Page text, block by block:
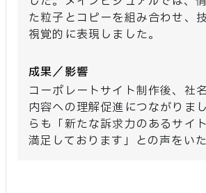
た粒子とコピーを組み合わせ、
視覚的に表現しました。
成果／影響
コーポレートサイト制作後、社
内容への理解促進につながりま
らも「新たな訴求力のあるサイ
満足しております」との声をい